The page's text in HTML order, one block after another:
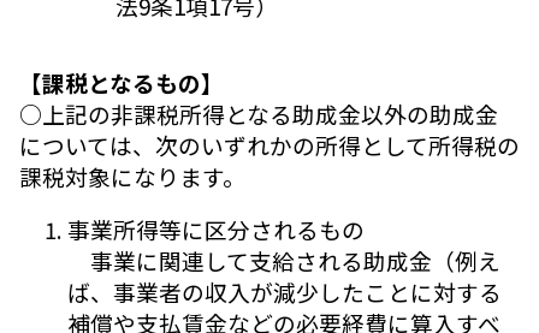
【課税となるもの】
○上記の非課税所得となる助成金以外の助成金
については、次のいずれかの所得として所得税の
課税対象になります。
事業所得等に区分されるもの
事業に関連して支給される助成金（例え
ば、事業者の収入が減少したことに対する
補償や支払賃金などの必要経費に算入すべ